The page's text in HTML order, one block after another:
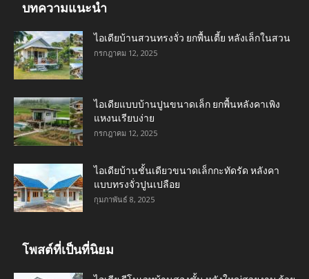
บทความแนะนำ
ไอเดียบ้านสวนทรงจั่ว ยกพื้นเตี้ย หลังเล็กในสวน
กรกฎาคม 12, 2025
ไอเดียแบบบ้านปูนขนาดเล็ก ยกพื้นหลังคาเพิง
แหงนเรียบง่าย
กรกฎาคม 12, 2025
ไอเดียบ้านชั้นเดียวขนาดเล็กกะทัดรัด หลังคา
แบบทรงจั่วปูนเปลือย
กุมภาพันธ์ 8, 2025
โพสต์ที่เป็นที่นิยม